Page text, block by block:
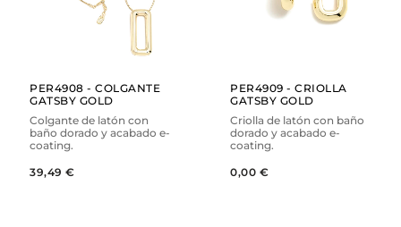
PER4908 - COLGANTE
GATSBY GOLD
Colgante de latón con
baño dorado y acabado e-
coating.
39,49 €
PER4909 - CRIOLLA
GATSBY GOLD
Criolla de latón con baño
dorado y acabado e-
coating.
0,00 €